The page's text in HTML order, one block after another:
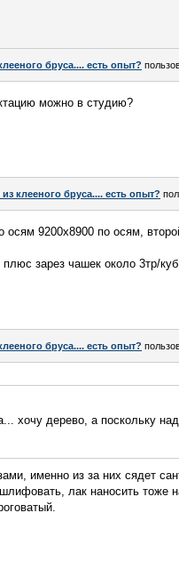
бруса.... есть опыт?
можно в студию?
клееного бруса.... есть опыт?
осям 9200х8900 по осям,
зарез чашек около 3тр/
бруса.... есть опыт?
хочу дерево, а поскольку
именно из за них сядет
лак наносить